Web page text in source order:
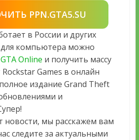
PPN.GTA5.SU
в России и других
для компьютера можно
Online и получить массу
Games в онлайн
издание Grand Theft
и
новости, мы расскажем вам
следите за актуальными